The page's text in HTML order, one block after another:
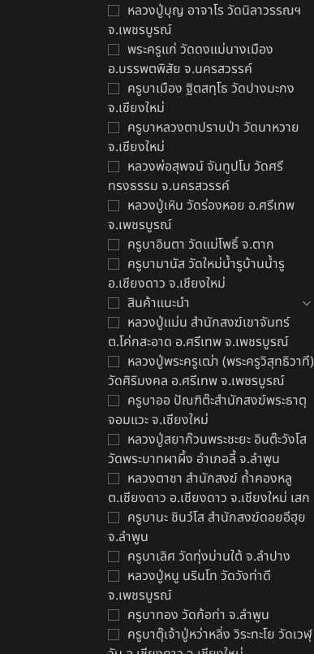
หลวงปู่บุญ อาจาโร วัดนิลาวรรณฯ
จ.เพชรบูรณ์
พระครูแก่ วัดดงแม่นางเมือง
อ.บรรพตพิสัย จ.นครสวรรค์
ครูบาเมือง ฐิตสทฺโธ วัดปางมะกง
จ.เชียงใหม่
ครูบาหลวงตาปราบป่า วัดนาหวาย
จ.เชียงใหม่
หลวงพ่อสุพจน์ จันทูปโม วัดศรี
ทรงธรรม จ.นครสวรรค์
หลวงปู่เหิน วัดร่องหอย อ.ศรีเทพ
จ.เพชรบูรณ์
ครูบาอินตา วัดแม่โพธิ์ จ.ตาก
ครูบามานัส วัดใหม่น้ำรูบ้านน้ำรู
อ.เชียงดาว จ.เชียงใหม่
สินค้าแนะนำ
หลวงปู่แม่น สำนักสงฆ์เขาจันทร์
ต.โค่กสะอาด อ.ศรีเทพ จ.เพชรบูรณ์
หลวงปู่พระครูเฒ่า (พระครูวิสุทธิวาที)
วัดศิริมงคล อ.ศรีเทพ จ.เพชรบูรณ์
ครูบาออ ปัณฑิต๊ะสำนักสงฆ์พระธาตุ
จอมแวะ จ.เชียงใหม่
หลวงปู่สยาก๊วนพระชะยะ อินต๊ะวังโส
วัดพระบาทผาผึ้ง อำเภอลี้ จ.ลำพูน
หลวงตาชา สำนักสงฆ์ ถ้ำคองหลู
ต.เชียงดาว อ.เชียงดาว จ.เชียงใหม่ เสก
ครูบานะ ชินวํโส สำนักสงฆ์ดอยอีฮุย
จ.ลำพูน
ครูบาเลิศ วัดทุ่งม่านใต้ จ.ลำปาง
หลวงปู่หนู นรินโท วัดวังท่าดี
จ.เพชรบูรณ์
ครูบาทอง วัดก้อท่า จ.ลำพูน
ครูบาตุ๊เจ้าปู่หว่าหลิ่ง วิระทะโย วัดเวฬุ